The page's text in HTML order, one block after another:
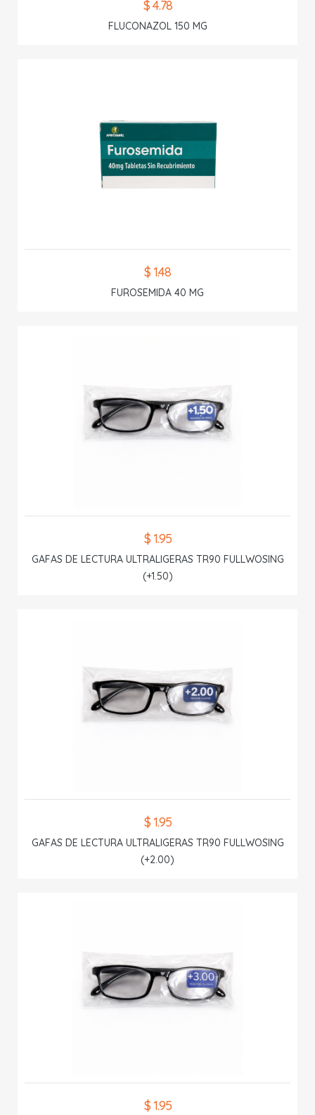
$ 4.78
FLUCONAZOL 150 MG
$ 1.48
FUROSEMIDA 40 MG
$ 1.95
GAFAS DE LECTURA ULTRALIGERAS TR90 FULLWOSING
(+1.50)
$ 1.95
GAFAS DE LECTURA ULTRALIGERAS TR90 FULLWOSING
(+2.00)
$ 1.95